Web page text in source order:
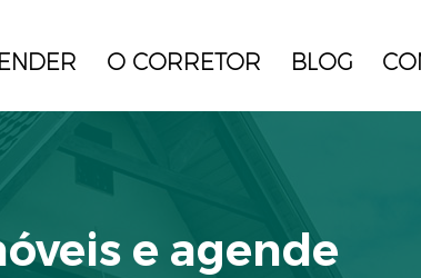
O CORRETOR BLOG
e agende